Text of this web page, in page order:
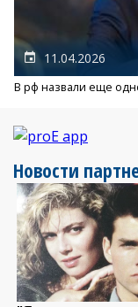
11.04.2026
В рф назвали еще
Новости